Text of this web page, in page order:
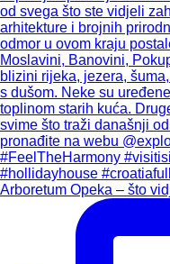
Arboretum Opeka – što